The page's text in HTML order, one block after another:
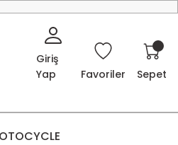
Giriş
Yap
Favoriler Sepet